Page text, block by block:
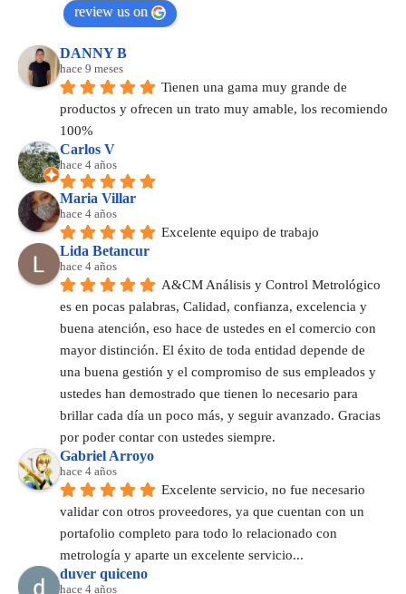
review us on
DANNY B
hace 9 meses
Tienen una gama muy grande de
productos y ofrecen un trato muy amable, los recomiendo
100%
Carlos V
hace 4 años
Maria Villar
hace 4 años
Excelente equipo de trabajo
Lida Betancur
hace 4 años
A&CM Análisis y Control Metrológico
es en pocas palabras, Calidad, confianza, excelencia y
buena atención, eso hace de ustedes en el comercio con
mayor distinción. El éxito de toda entidad depende de
una buena gestión y el compromiso de sus empleados y
ustedes han demostrado que tienen lo necesario para
brillar cada día un poco más, y seguir avanzado. Gracias
por poder contar con ustedes siempre.
Gabriel Arroyo
hace 4 años
Excelente servicio, no fue necesario
validar con otros proveedores, ya que cuentan con un
portafolio completo para todo lo relacionado con
metrología y aparte un excelente servicio...
duver quiceno
hace 4 años